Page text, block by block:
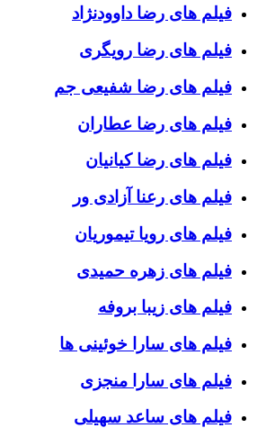
فیلم های رضا داوودنژاد
فیلم های رضا رویگری
فیلم های رضا شفیعی جم
فیلم های رضا عطاران
فیلم های رضا کیانیان
فیلم های رعنا آزادی ور
فیلم های رویا تیموریان
فیلم های زهره حمیدی
فیلم های زیبا بروفه
فیلم های سارا خوئینی ها
فیلم های سارا منجزی
فیلم های ساعد سهیلی